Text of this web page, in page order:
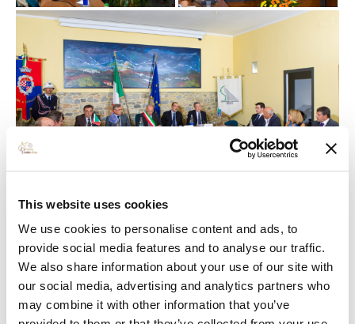
This website uses cookies
We use cookies to personalise content and ads, to
provide social media features and to analyse our traffic.
We also share information about your use of our site with
our social media, advertising and analytics partners who
may combine it with other information that you’ve